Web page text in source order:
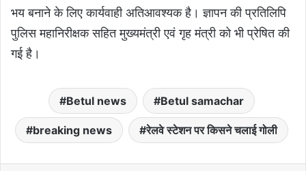
भय बनाने के लिए कार्यवाही अतिआवश्यक है। ज्ञापन की प्रतिलिपि
पुलिस महानिरीक्षक सहित मुख्यमंत्री एवं गृह मंत्री को भी प्रेषित की
गई है।
Betul news Betul samachar
breaking news रेलवे स्टेशन पर किसने चलाई गोली